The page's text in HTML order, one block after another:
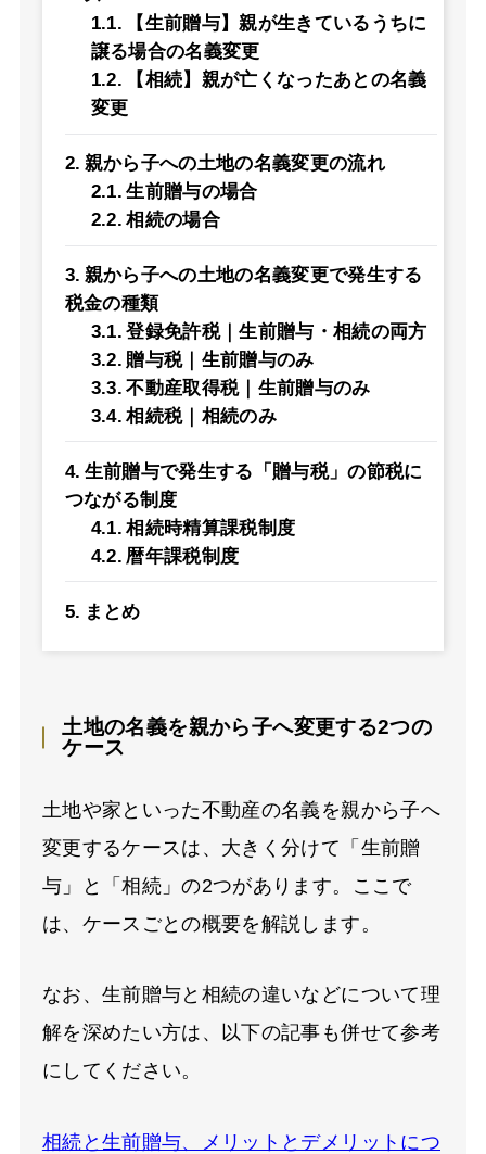
【生前贈与】親が生きているうちに
譲る場合の名義変更
【相続】親が亡くなったあとの名義
変更
親から子への土地の名義変更の流れ
生前贈与の場合
相続の場合
親から子への土地の名義変更で発生する
税金の種類
登録免許税｜生前贈与・相続の両方
贈与税｜生前贈与のみ
不動産取得税｜生前贈与のみ
相続税｜相続のみ
生前贈与で発生する「贈与税」の節税に
つながる制度
相続時精算課税制度
暦年課税制度
まとめ
土地の名義を親から子へ変更する2つの
ケース
土地や家といった不動産の名義を親から子へ
変更するケースは、大きく分けて「生前贈
与」と「相続」の2つがあります。ここで
は、ケースごとの概要を解説します。
なお、生前贈与と相続の違いなどについて理
解を深めたい方は、以下の記事も併せて参考
にしてください。
相続と生前贈与、メリットとデメリットにつ